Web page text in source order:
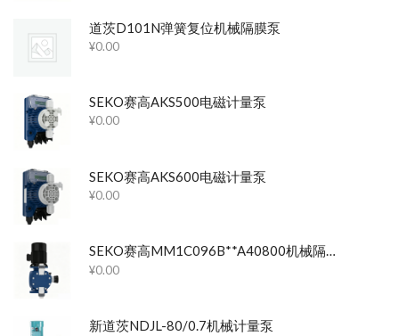
道茨D101N弹簧复位机械隔膜泵
¥0.00
SEKO赛高AKS500电磁计量泵
¥0.00
SEKO赛高AKS600电磁计量泵
¥0.00
SEKO赛高MM1C096B**A40800机械隔膜计量泵
¥0.00
新道茨NDJL-80/0.7机械计量泵